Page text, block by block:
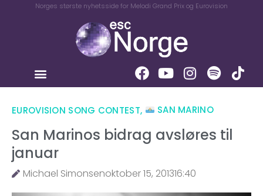
Norges største nyhetsside for Melodi Grand Prix og Eurovision
EUROVISION SONG CONTEST, SAN MARINO
San Marinos bidrag avsløres til
januar
Michael Simonsenoktober 15, 201316:40